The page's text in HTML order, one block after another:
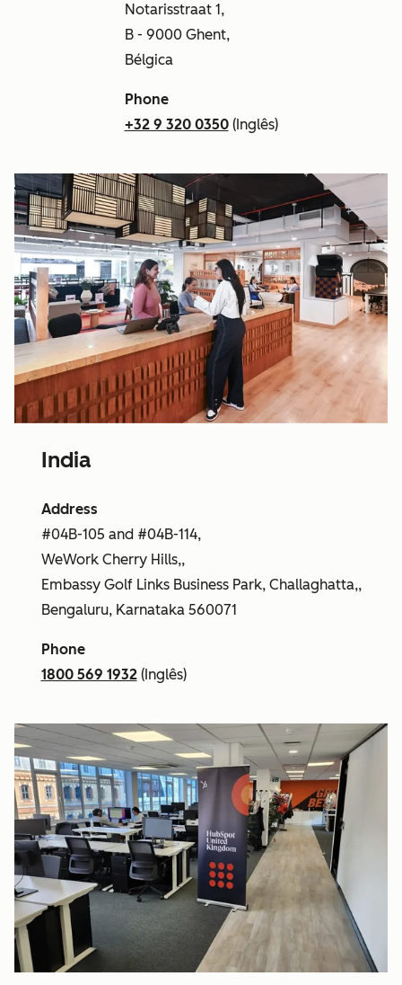
Notarisstraat 1,
B - 9000 Ghent,
Bélgica
Phone
+32 9 320 0350(Inglês)
India
Address
#04B-105 and #04B-114,
WeWork Cherry Hills,,
Embassy Golf Links Business Park, Challaghatta,,
Bengaluru, Karnataka 560071
Phone
1800 569 1932(Inglês)